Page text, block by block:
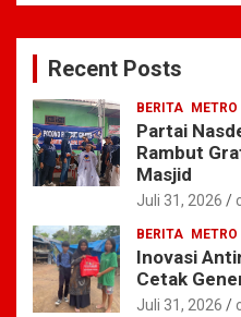
Recent Posts
BERITA METRO
Partai
Rambut
Masjid
Juli 31, 2026
BERITA METRO
Inovasi
Cetak
Juli 31, 2026